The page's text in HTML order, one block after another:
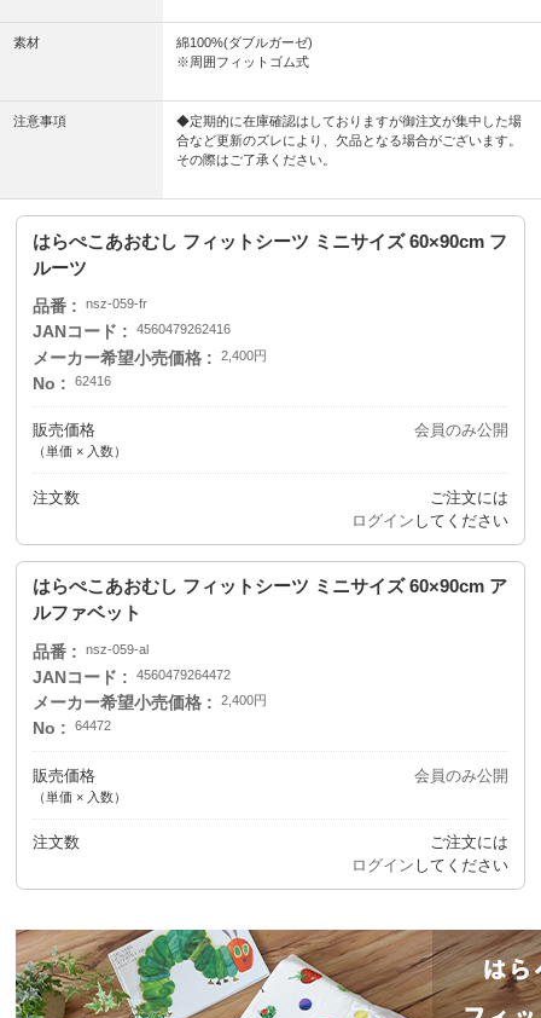
素材
綿100%(ダブルガーゼ)
※周囲フィットゴム式
注意事項
◆定期的に在庫確認はしておりますが御注文が集中した場
合など更新のズレにより、欠品となる場合がございます。
その際はご了承ください。
はらぺこあおむし フィットシーツ ミニサイズ 60×90cm フ
ルーツ
品番 nsz-059-fr
JANコード 4560479262416
メーカー希望小売価格 2,400円
No 62416
販売価格
（単価 × 入数）
会員のみ公開
注文数
ご注文には
ログイン してください
はらぺこあおむし フィットシーツ ミニサイズ 60×90cm ア
ルファベット
品番 nsz-059-al
JANコード 4560479264472
メーカー希望小売価格 2,400円
No 64472
販売価格
（単価 × 入数）
会員のみ公開
注文数
ご注文には
ログイン してください